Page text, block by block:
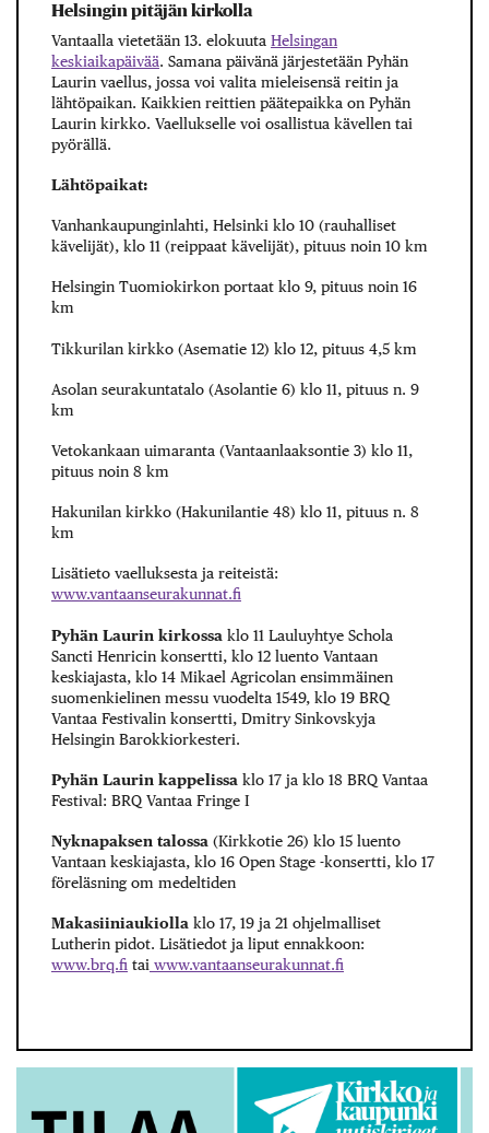
Helsingin pitäjän kirkolla
Vantaalla vietetään 13. elokuuta Helsingan
keskiaikapäivää. Samana päivänä järjestetään Pyhän
Laurin vaellus, jossa voi valita mieleisensä reitin ja
lähtöpaikan. Kaikkien reittien päätepaikka on Pyhän
Laurin kirkko. Vaellukselle voi osallistua kävellen tai
pyörällä.
Lähtöpaikat:
Vanhankaupunginlahti, Helsinki klo 10 (rauhalliset
kävelijät), klo 11 (reippaat kävelijät), pituus noin 10 km
Helsingin Tuomiokirkon portaat klo 9, pituus noin 16
km
Tikkurilan kirkko (Asematie 12) klo 12, pituus 4,5 km
Asolan seurakuntatalo (Asolantie 6) klo 11, pituus n. 9
km
Vetokankaan uimaranta (Vantaanlaaksontie 3) klo 11,
pituus noin 8 km
Hakunilan kirkko (Hakunilantie 48) klo 11, pituus n. 8
km
Lisätieto vaelluksesta ja reiteistä:
www.vantaanseurakunnat.fi
Pyhän Laurin kirkossa klo 11 Lauluyhtye Schola
Sancti Henricin konsertti, klo 12 luento Vantaan
keskiajasta, klo 14 Mikael Agricolan ensimmäinen
suomenkielinen messu vuodelta 1549, klo 19 BRQ
Vantaa Festivalin konsertti, Dmitry Sinkovskyja
Helsingin Barokkiorkesteri.
Pyhän Laurin kappelissa klo 17 ja klo 18 BRQ Vantaa
Festival: BRQ Vantaa Fringe I
Nyknapaksen talossa (Kirkkotie 26) klo 15 luento
Vantaan keskiajasta, klo 16 Open Stage -konsertti, klo 17
föreläsning om medeltiden
Makasiiniaukiolla klo 17, 19 ja 21 ohjelmalliset
Lutherin pidot. Lisätiedot ja liput ennakkoon:
www.brq.fi tai www.vantaanseurakunnat.fi